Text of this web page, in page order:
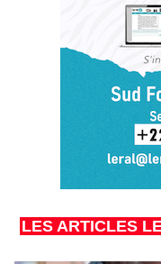
LES ARTICLES